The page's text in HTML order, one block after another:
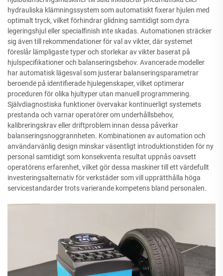
hydrauliska klämningssystem som automatiskt fixerar hjulen med
optimalt tryck, vilket förhindrar glidning samtidigt som dyra
legeringshjul eller specialfinish inte skadas. Automationen sträcker
sig även till rekommendationer för val av vikter, där systemet
föreslår lämpligaste typer och storlekar av vikter baserat på
hjulspecifikationer och balanseringsbehov. Avancerade modeller
har automatisk lägesval som justerar balanseringsparametrar
beroende på identifierade hjulegenskaper, vilket optimerar
proceduren för olika hjultyper utan manuell programmering.
Självdiagnostiska funktioner övervakar kontinuerligt systemets
prestanda och varnar operatörer om underhållsbehov,
kalibreringskrav eller driftproblem innan dessa påverkar
balanseringsnoggrannheten. Kombinationen av automation och
användarvänlig design minskar väsentligt introduktionstiden för ny
personal samtidigt som konsekventa resultat uppnås oavsett
operatörens erfarenhet, vilket gör dessa maskiner till ett värdefullt
investeringsalternativ för verkstäder som vill upprätthålla höga
servicestandarder trots varierande kompetens bland personalen.